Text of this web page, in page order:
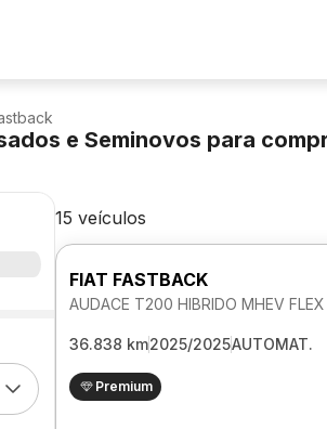
e Seminovos para
15 veículos
FIAT FASTBACK
AUDACE T200 HIBRIDO MHEV
36.838 km2025/2025AUTOMAT.
Premium